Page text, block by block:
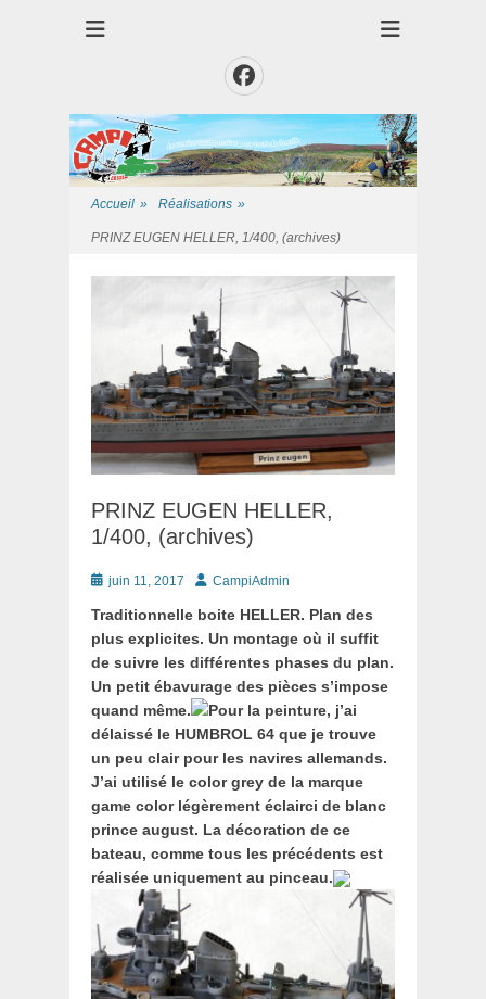
Club CAMPI
Facebook
Accueil » Réalisations »
PRINZ EUGEN HELLER, 1/400, (archives)
PRINZ EUGEN HELLER,
1/400, (archives)
Postéjuin 11, 2017 AuteurCampiAdmin
Traditionnelle boite HELLER. Plan des
plus explicites. Un montage où il suffit
de suivre les différentes phases du plan.
Un petit ébavurage des pièces s’impose
quand même.
Pour la peinture, j’ai
délaissé le HUMBROL 64 que je trouve
un peu clair pour les navires allemands.
J’ai utilisé le color grey de la marque
game color légèrement éclairci de blanc
prince august. La décoration de ce
bateau, comme tous les précédents est
réalisée uniquement au pinceau.